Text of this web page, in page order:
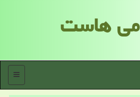
می هاست
منو